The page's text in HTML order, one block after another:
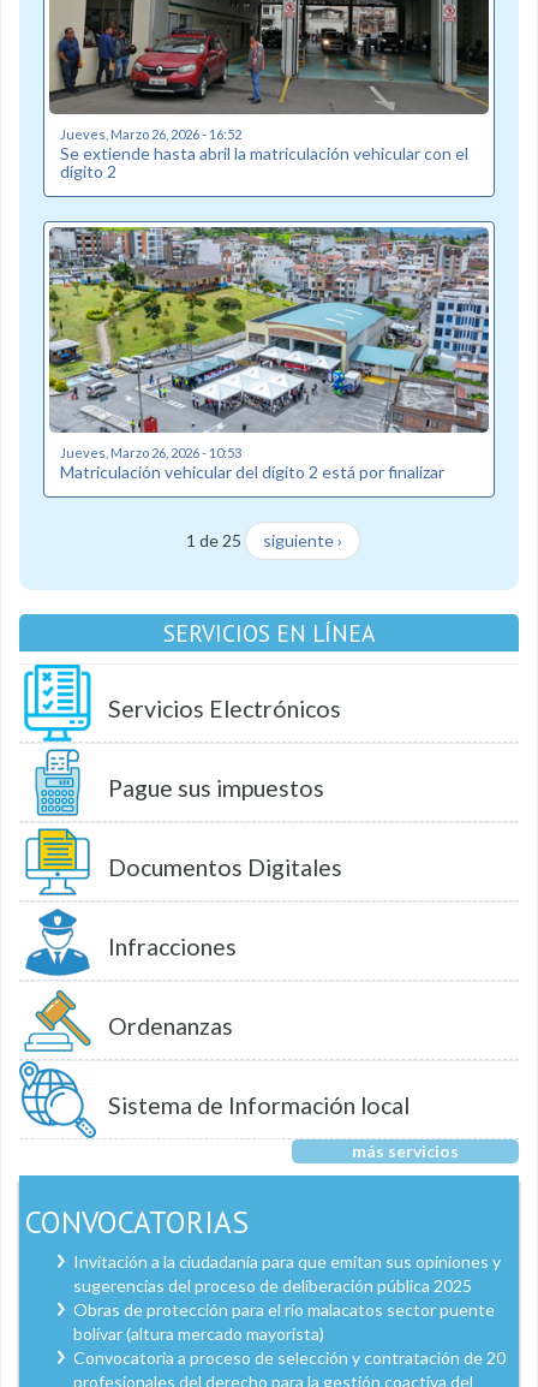
Jueves, Marzo 26, 2026 - 16:52
Se extiende hasta abril la matriculación vehicular con el
dígito 2
Jueves, Marzo 26, 2026 - 10:53
Matriculación vehicular del dígito 2 está por finalizar
1 de 25 siguiente ›
SERVICIOS EN LÍNEA
Servicios Electrónicos
Pague sus impuestos
Documentos Digitales
Infracciones
Ordenanzas
Sistema de Información local
más servicios
CONVOCATORIAS
Invitación a la ciudadanía para que emitan sus opiniones y
sugerencias del proceso de deliberación pública 2025
Obras de protección para el río malacatos sector puente
bolívar (altura mercado mayorista)
Convocatoria a proceso de selección y contratación de 20
profesionales del derecho para la gestión coactiva del